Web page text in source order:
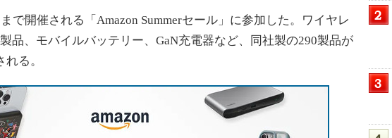
で開催される「Amazon Summerセール」に参加した。ワイヤレ
品、モバイルバッテリー、GaN充電器など、同社製の290製品が
る。